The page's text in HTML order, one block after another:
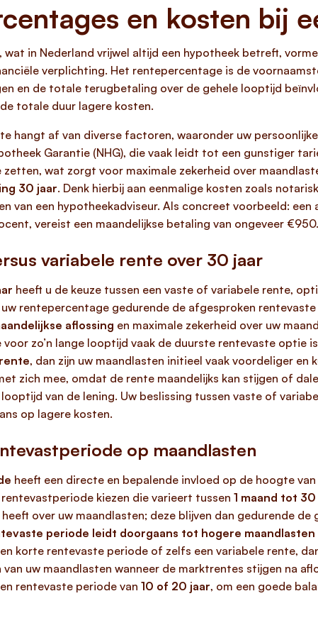
en kosten bij
, wat in Nederland vrijwel altijd een hypotheek betreft,
verplichting. Het rentepercentage is de
en de totale terugbetaling over de gehele looptijd
totale duur lagere kosten.
hangt af van diverse factoren, waaronder uw
Garantie (NHG), die vaak leidt tot een gunstiger
wat zorgt voor maximale zekerheid over
30 jaar. Denk hierbij aan eenmalige kosten zoals
van een hypotheekadviseur. Als concreet voorbeeld:
vereist een maandelijkse betaling van ongeveer €950.
variabele rente over 30 jaar
heeft u de keuze tussen een vaste of variabele rente,
rentepercentage gedurende de afgesproken
aflossing en maximale zekerheid over uw
zo’n lange looptijd vaak de duurste rentevaste optie
, dan zijn uw maandlasten initieel vaak voordeliger
zich mee, omdat de rente maandelijks kan stijgen of
van de lening. Uw beslissing tussen vaste of
op lagere kosten.
op maandlasten
heeft een directe en bepalende invloed op de hoogte
kiezen die varieert tussen 1 maand tot 30
heeft over uw maandlasten; deze blijven dan gedurende
periode leidt doorgaans tot hogere maandlasten
korte rentevaste periode of zelfs een variabele rente,
van uw maandlasten wanneer de marktrentes stijgen na
rentevaste periode van 10 of 20 jaar, om een goede